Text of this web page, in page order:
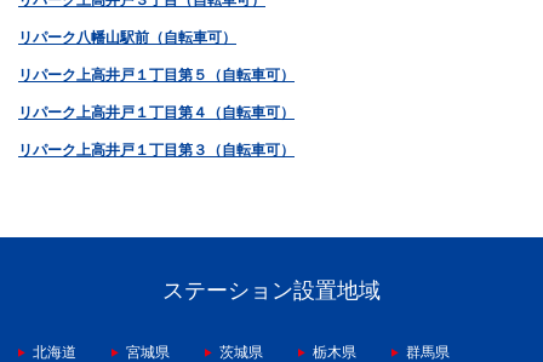
リパーク八幡山駅前（自転車可）
リパーク上高井戸１丁目第５（自転車可）
リパーク上高井戸１丁目第４（自転車可）
リパーク上高井戸１丁目第３（自転車可）
ステーション設置地域
北海道 宮城県 茨城県 栃木県 群馬県